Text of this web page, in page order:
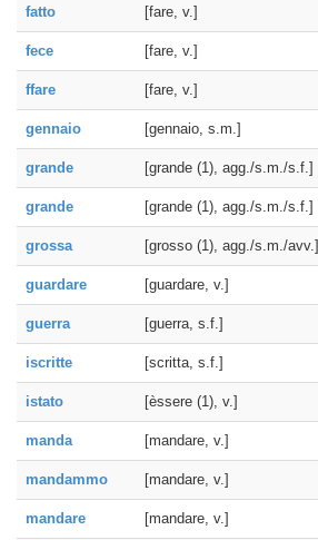
fatto [fare, v.]
fece [fare, v.]
ffare [fare, v.]
gennaio [gennaio, s.m.]
grande [grande (1), agg./s.m./s.f.]
grande [grande (1), agg./s.m./s.f.]
grossa [grosso (1), agg./s.m./avv.]
guardare [guardare, v.]
guerra [guerra, s.f.]
iscritte [scritta, s.f.]
istato [èssere (1), v.]
manda [mandare, v.]
mandammo [mandare, v.]
mandare [mandare, v.]